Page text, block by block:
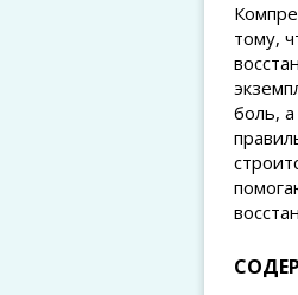
тому,
боль,